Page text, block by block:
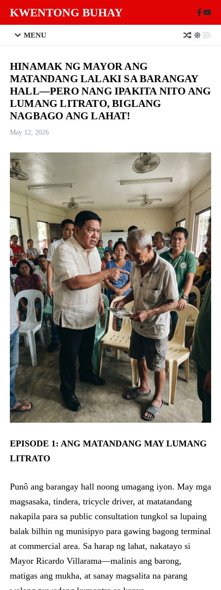
KWENTONG BUHAY
MENU
HINAMAK NG MAYOR ANG
MATANDANG LALAKI SA BARANGAY
HALL—PERO NANG IPAKITA NITO ANG
LUMANG LITRATO, BIGLANG
NAGBAGO ANG LAHAT!
May 12, 2026
EPISODE 1: ANG MATANDANG MAY LUMANG
LITRATO
Punô ang barangay hall noong umagang iyon. May mga
magsasaka, tindera, tricycle driver, at matatandang
nakapila para sa public consultation tungkol sa lupaing
balak bilhin ng munisipyo para gawing bagong terminal
at commercial area. Sa harap ng lahat, nakatayo si
Mayor Ricardo Villarama—malinis ang barong,
matigas ang mukha, at sanay magsalita na parang